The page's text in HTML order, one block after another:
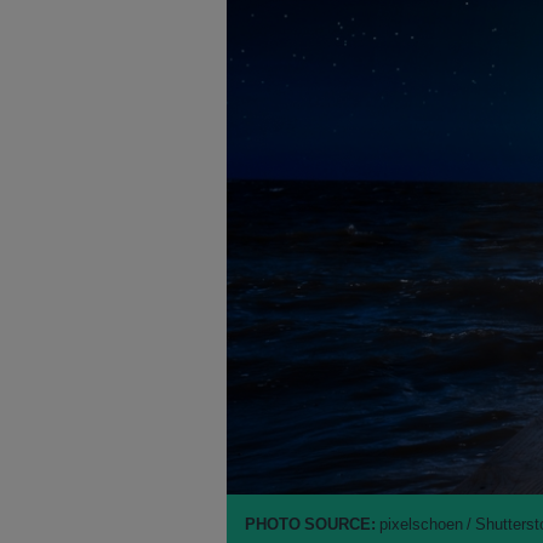
PHOTO SOURCE: pixelschoen /